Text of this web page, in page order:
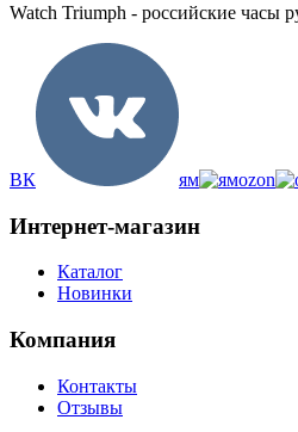
Watch Triumph - российские часы
ВК ям ozon
Интернет-магазин
Каталог
Новинки
Компания
Контакты
Отзывы